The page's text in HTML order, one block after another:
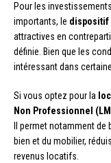
Pour les
importants, le dispositif
attractives en
définie. Bien que les
intéressant dans
Si vous optez pour la
Non Professionnel
Il permet notamment
bien et du mobilier,
revenus locatifs.